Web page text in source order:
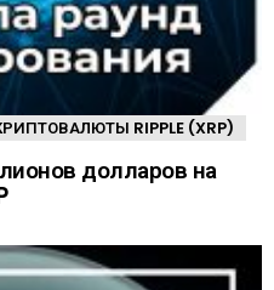
RIPPLE (XRP)
долларов на